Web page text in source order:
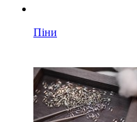
Піни